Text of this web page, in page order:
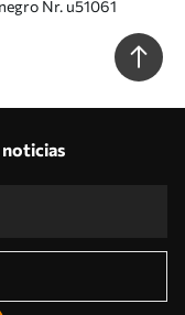
Nr. u51061
noticias